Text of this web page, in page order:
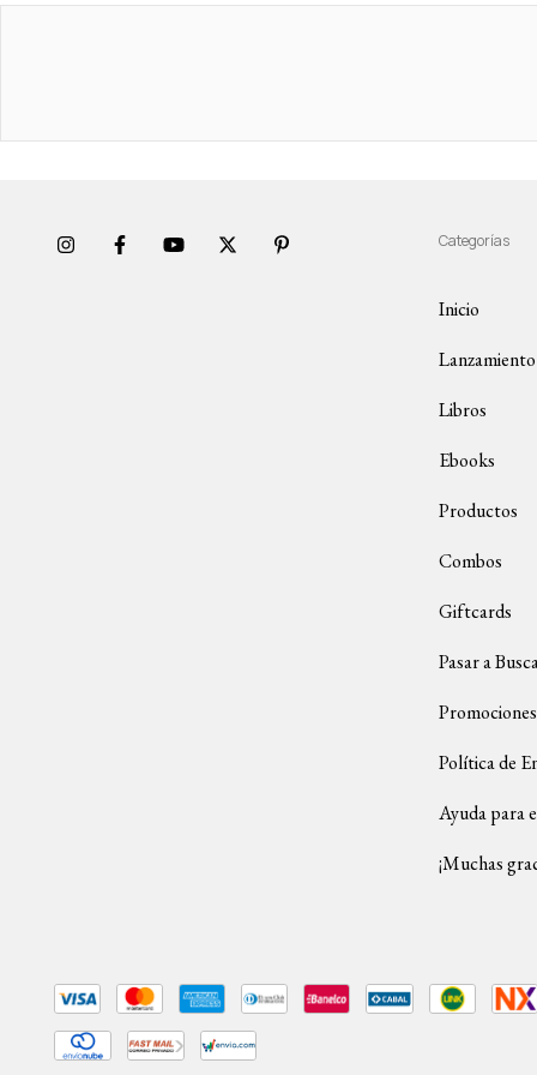
Categorías
Inicio
Lanzamiento
Libros
Ebooks
Productos
Combos
Giftcards
Pasar a
Promociones
Política de
Ayuda para
¡Muchas